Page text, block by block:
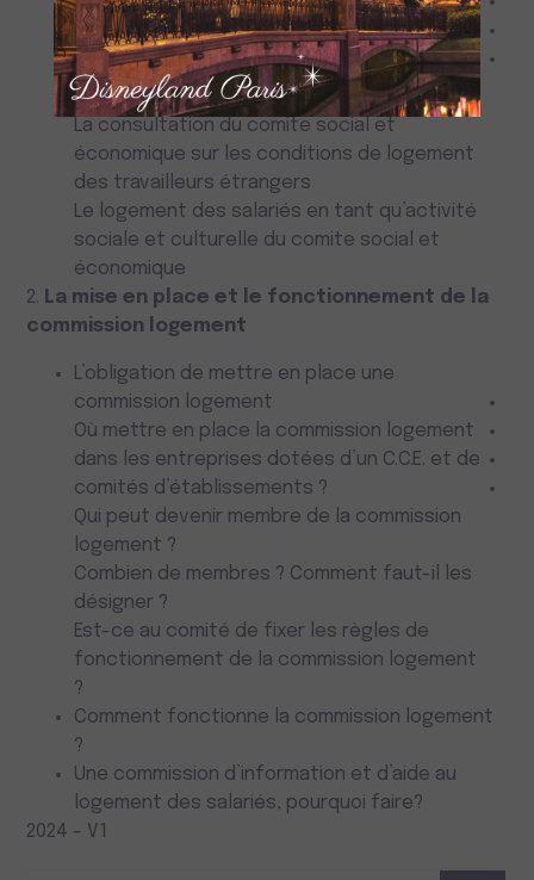
construction
La commission logement propose des
critères de classement des salariés
candidats au « 1 % logement »
La consultation du comite social et
économique sur les conditions de logement
des travailleurs étrangers
Le logement des salariés en tant qu’activité
sociale et culturelle du comite social et
économique
2. La mise en place et le fonctionnement de la
commission logement
L’obligation de mettre en place une
commission logement
Où mettre en place la commission logement
dans les entreprises dotées d’un C.C.E. et de
comités d’établissements ?
Qui peut devenir membre de la commission
logement ?
Combien de membres ? Comment faut-il les
désigner ?
Est-ce au comité de fixer les règles de
fonctionnement de la commission logement
?
Comment fonctionne la commission logement
?
Une commission d’information et d’aide au
logement des salariés, pourquoi faire?
2024 - V1